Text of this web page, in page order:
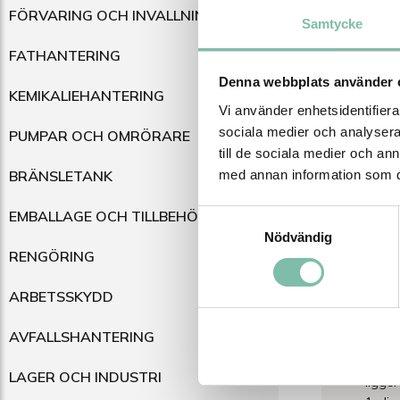
Samtycke
Denna webbplats använder
Vi använder
sociala medier och
till de sociala medier och
med annan information som
Nödvändig
FÖRVARING OCH INVALLNING
FATHANTERING
KEMIKALIEHANTERING
PUMPAR OCH OMRÖRARE
BRÄNSLETANK
EMBALLAGE OCH TILLBEHÖR
RENGÖRING
ARBETSSKYDD
AVFALLSHANTERING
LAGER OCH INDUSTRI
snabb
för att
stabil
mattan